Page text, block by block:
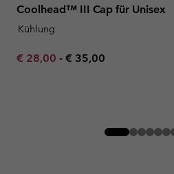
Coolhead™ III Cap für Unisex
Kühlung
Minimum sale price:
€ 28,00 - Maximum price:
€ 35,00